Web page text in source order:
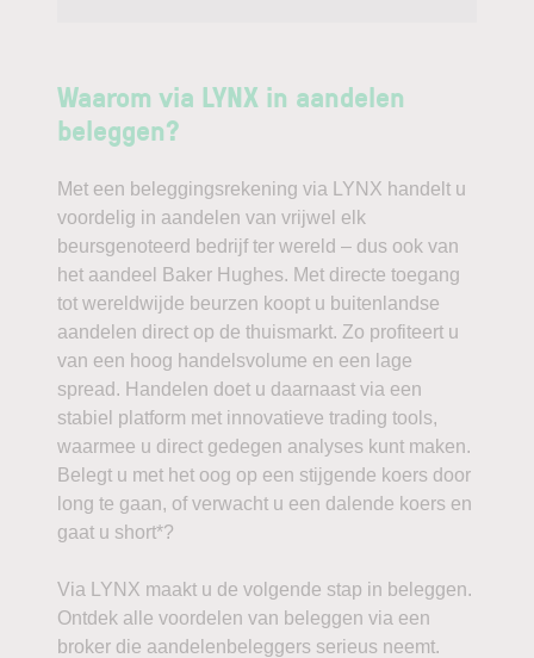
Waarom via LYNX in aandelen
beleggen?
Met een beleggingsrekening via LYNX handelt u
voordelig in aandelen van vrijwel elk
beursgenoteerd bedrijf ter wereld – dus ook van
het aandeel Baker Hughes. Met directe toegang
tot wereldwijde beurzen koopt u buitenlandse
aandelen direct op de thuismarkt. Zo profiteert u
van een hoog handelsvolume en een lage
spread. Handelen doet u daarnaast via een
stabiel platform met innovatieve trading tools,
waarmee u direct gedegen analyses kunt maken.
Belegt u met het oog op een stijgende koers door
long te gaan, of verwacht u een dalende koers en
gaat u short*?
Via LYNX maakt u de volgende stap in beleggen.
Ontdek alle voordelen van beleggen via een
broker die aandelenbeleggers serieus neemt.